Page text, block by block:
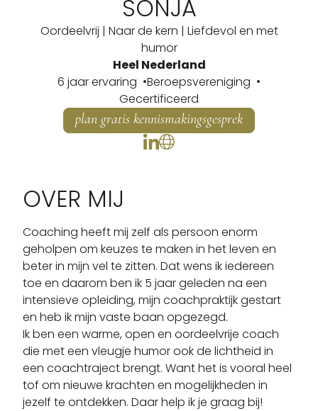
SONJA
Oordeelvrij | Naar de kern | Liefdevol en met
humor
Heel Nederland
6 jaar ervaring
Beroepsvereniging
Gecertificeerd
plan gratis kennismakingsgesprek
OVER MIJ
Coaching heeft mij zelf als persoon enorm
geholpen om keuzes te maken in het leven en
beter in mijn vel te zitten. Dat wens ik iedereen
toe en daarom ben ik 5 jaar geleden na een
intensieve opleiding, mijn coachpraktijk gestart
en heb ik mijn vaste baan opgezegd.
Ik ben een warme, open en oordeelvrije coach
die met een vleugje humor ook de lichtheid in
een coachtraject brengt. Want het is vooral heel
tof om nieuwe krachten en mogelijkheden in
jezelf te ontdekken. Daar help ik je graag bij!